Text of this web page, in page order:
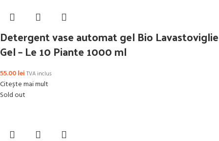
Detergent vase automat gel Bio Lavastoviglie
Gel – Le 10 Piante 1000 ml
55.00lei TVA inclus
Citește mai mult
Sold out